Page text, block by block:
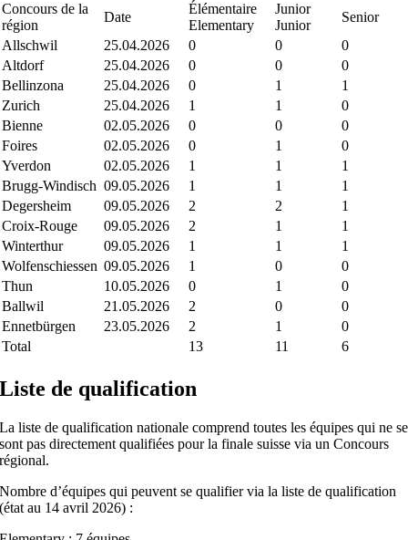
Concours de la
région
Date
Élémentaire
Elementary
Junior
Junior
Senior
Allschwil
25.04.2026 0 0
0
Altdorf
25.04.2026 0 0
0
Bellinzona
25.04.2026 0 1
1
Zurich
25.04.2026 1 1
0
Bienne
02.05.2026 0 0
0
Foires
02.05.2026 0 1
0
Yverdon
02.05.2026 1 1
1
Brugg-Windisch 09.05.2026 1 1
1
Degersheim
09.05.2026 2 2
1
Croix-Rouge
09.05.2026 2 1
1
Winterthur
09.05.2026 1 1
1
Wolfenschiessen 09.05.2026 1 0
0
Thun
10.05.2026 0 1
0
Ballwil
21.05.2026 2 0
0
Ennetbürgen
23.05.2026 2 1
0
Total
13 11 6
Liste de qualification
La liste de qualification nationale comprend toutes les équipes qui ne se
sont pas directement qualifiées pour la finale suisse via un Concours
régional.
Nombre d’équipes qui peuvent se qualifier via la liste de qualification
(état au 14 avril 2026) :